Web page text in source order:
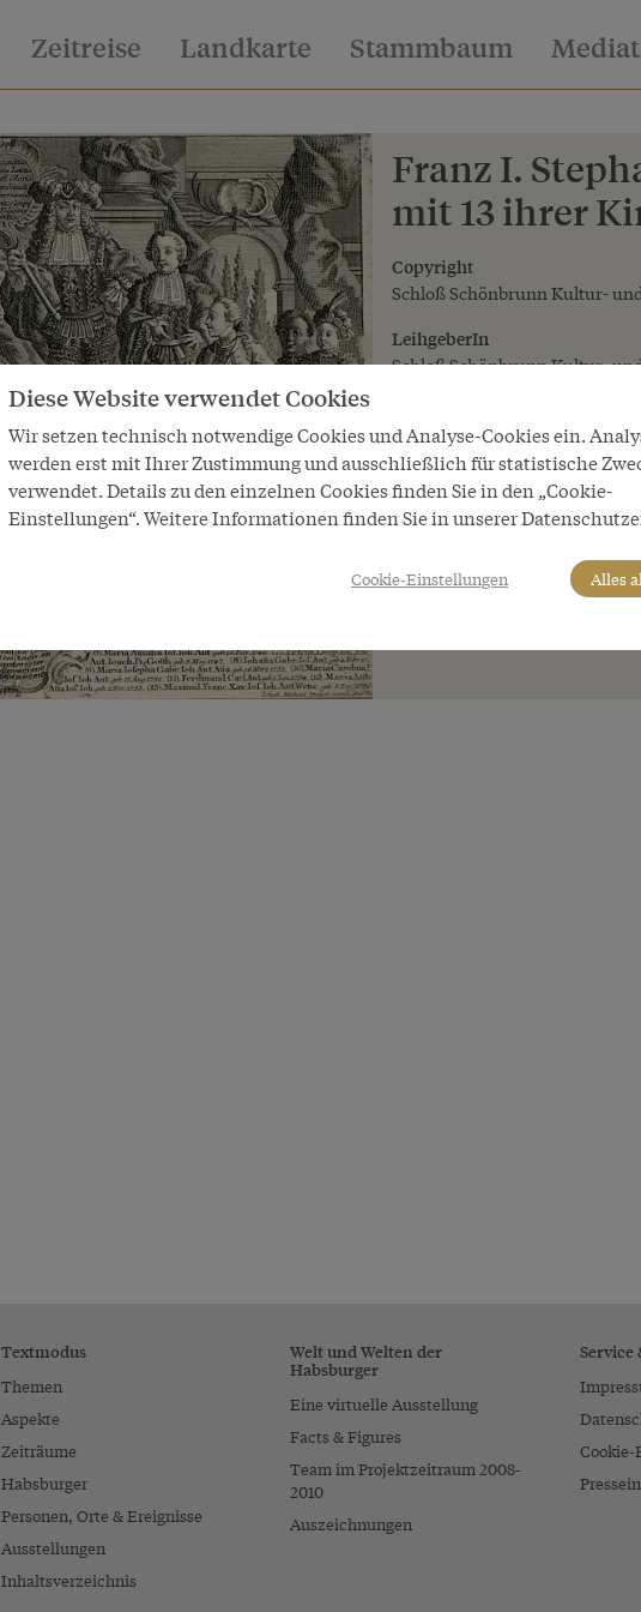
Zeitreise Landkarte Stammbaum
Franz I.
mit 13 ihrer
Copyright
Schloß Schönbrunn Kultur-
LeihgeberIn
Schloß Schönbrunn Kultur-
Textmodus
Themen
Aspekte
Zeiträume
Habsburger
Personen, Orte & Ereignisse
Ausstellungen
Inhaltsverzeichnis
Welt und Welten der
Habsburger
Eine virtuelle Ausstellung
Facts & Figures
Team im Projektzeitraum 2008-
2010
Auszeichnungen
Diese Website verwendet Cookies
Wir setzen technisch notwendige Cookies und Analyse-Cookies ein.
werden erst mit Ihrer Zustimmung und ausschließlich für statistische
verwendet. Details zu den einzelnen Cookies finden Sie in den „Cookie-
Einstellungen“. Weitere Informationen finden Sie in unserer
Cookie-Einstellungen Alles